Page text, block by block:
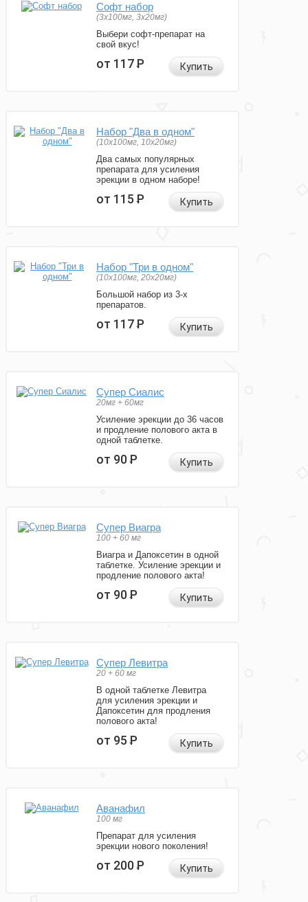
Софт набор
(3x100мг, 3x20мг)
Выбери софт-препарат на
свой вкус!
от 117Р Купить
Набор "Два в одном"
(10x100мг, 10x20мг)
Два самых популярных
препарата для усиления
эрекции в одном наборе!
от 115Р Купить
Набор "Три в одном"
(10x100мг, 20x20мг)
Большой набор из 3-х
препаратов.
от 117Р Купить
Супер Сиалис
20мг + 60мг
Усиление эрекции до 36 часов
и продление полового акта в
одной таблетке.
от 90Р Купить
Супер Виагра
100 + 60 мг
Виагра и Дапоксетин в одной
таблетке. Усиление эрекции и
продление полового акта!
от 90Р Купить
Супер Левитра
20 + 60 мг
В одной таблетке Левитра
для усиления эрекции и
Дапоксетин для продления
полового акта!
от 95Р Купить
Аванафил
100 мг
Препарат для усиления
эрекции нового поколения!
от 200Р Купить